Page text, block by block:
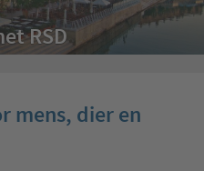
RSD
mens, dier en